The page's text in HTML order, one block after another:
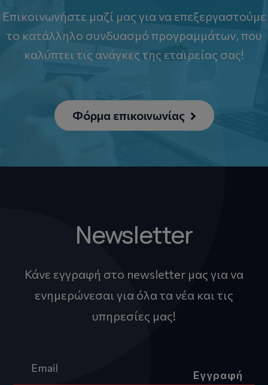
Επικοινωνήστε μαζί μας για να επεξεργαστούμε
το κατάλληλο συνδυασμό προγραμμάτων, που
καλύπτει τις ανάγκες της εταιρείας σας!
Φόρμα επικοινωνίας
Newsletter
Κάνε εγγραφή στο newsletter μας για να
ενημερώνεσαι για όλα τα νέα και τις
υπηρεσίες μας!
Εγγραφή